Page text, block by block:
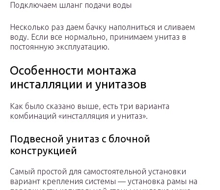
Подключаем шланг подачи воды
Несколько раз даем бачку наполниться и сливаем
воду. Если все нормально, принимаем унитаз в
постоянную эксплуатацию.
Особенности монтажа
инсталляции и унитазов
Как было сказано выше, есть три варианта
комбинаций «инсталляция и унитаз».
Подвесной унитаз с блочной
конструкцией
Самый простой для самостоятельной установки
вариант крепления системы — установка рамы на